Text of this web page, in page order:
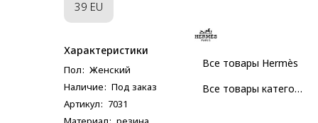
39 EU
Характеристики
Пол: Женский
Наличие: Под заказ
Артикул: 7031
Все товары Hermès
Все товары категории